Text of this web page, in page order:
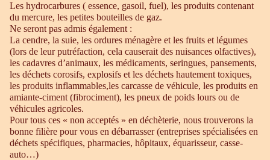
Les hydrocarbures ( essence, gasoil, fuel), les produits contenant
du mercure, les petites bouteilles de gaz.
Ne seront pas admis également :
La cendre, la suie, les ordures ménagère et les fruits et légumes
(lors de leur putréfaction, cela causerait des nuisances olfactives),
les cadavres d’animaux, les médicaments, seringues, pansements,
les déchets corosifs, explosifs et les déchets hautement toxiques,
les produits inflammables,les carcasse de véhicule, les produits en
amiante-ciment (fibrociment), les pneux de poids lours ou de
véhicules agricoles.
Pour tous ces « non acceptés » en déchèterie, nous trouverons la
bonne filière pour vous en débarrasser (entreprises spécialisées en
déchets spécifiques, pharmacies, hôpitaux, équarisseur, casse-
auto…)